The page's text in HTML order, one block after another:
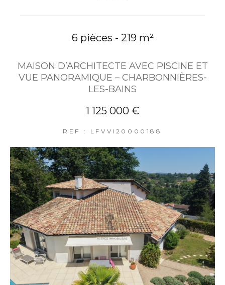
6 pièces - 219 m²
MAISON D’ARCHITECTE AVEC PISCINE ET
VUE PANORAMIQUE – CHARBONNIÈRES-
LES-BAINS
1 125 000 €
REF : LFVVI20000188